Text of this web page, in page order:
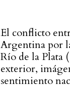
El conflicto
Argentina por
Río de la Plata
exterior,
sentimiento